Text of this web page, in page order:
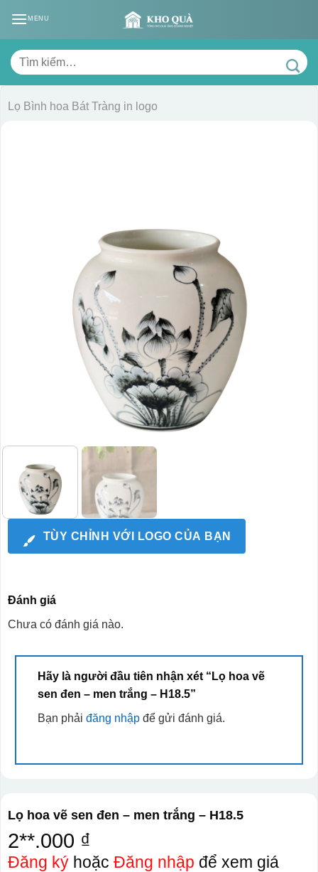
MENU
Tìm
kiếm:
Lọ Bình hoa Bát Tràng in logo
TÙY CHỈNH VỚI LOGO CỦA BẠN
Đánh giá
Chưa có đánh giá nào.
Hãy là người đầu tiên nhận xét “Lọ hoa vẽ
sen đen – men trắng – H18.5”
Bạn phải đăng nhậpđể gửi đánh giá.
Lọ hoa vẽ sen đen – men trắng – H18.5
2**.000 ₫
Đăng kýhoặc Đăng nhập để xem giá